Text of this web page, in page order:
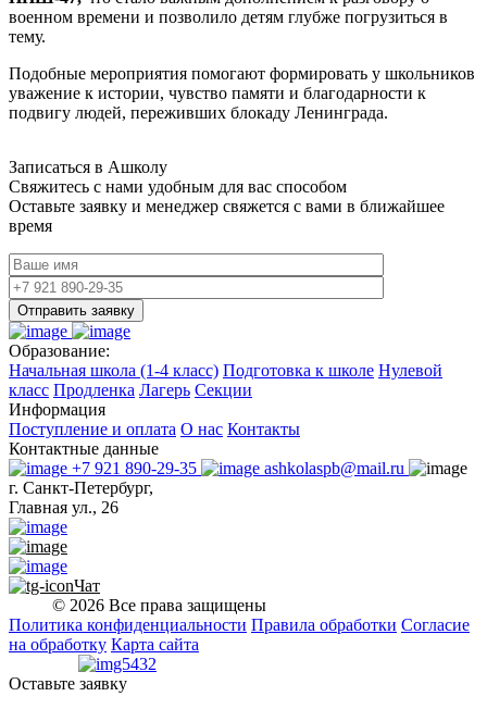
военном времени и позволило детям глубже погрузиться в
тему.
Подобные мероприятия помогают формировать у школьников
уважение к истории, чувство памяти и благодарности к
подвигу людей, переживших блокаду Ленинграда.
Записаться в Ашколу
Свяжитесь с нами удобным для вас способом
Оставьте заявку и менеджер свяжется с вами в ближайшее
время
Отправить заявку
Образование:
Начальная школа (1-4 класс) Подготовка к школе Нулевой
класс Продленка Лагерь Секции
Информация
Поступление и оплата О нас Контакты
Контактные данные
+7 921 890-29-35
ashkolaspb@mail.ru
г. Санкт-Петербург,
Главная ул., 26
Чат
© 2026 Все права защищены
Политика конфиденциальности Правила обработки Согласие
на обработку Карта сайта
Оставьте заявку